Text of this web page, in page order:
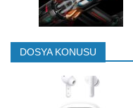
DOSYA KONUSU